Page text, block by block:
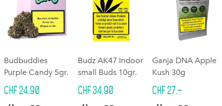
Budbuddies
Purple Candy 5gr.
CHF 24.90
Budz AK47 Indoor
small Buds 10gr.
CHF 34.90
Ganja DNA Apple
Kush 30g
CHF 27.–